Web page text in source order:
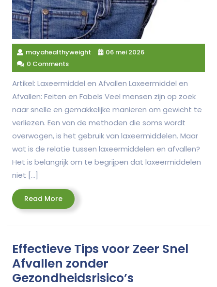
mayahealthyweight
06 mei 2026
0 Comments
Artikel: Laxeermiddel en Afvallen Laxeermiddel en
Afvallen: Feiten en Fabels Veel mensen zijn op zoek
naar snelle en gemakkelijke manieren om gewicht te
verliezen. Een van de methoden die soms wordt
overwogen, is het gebruik van laxeermiddelen. Maar
wat is de relatie tussen laxeermiddelen en afvallen?
Het is belangrijk om te begrijpen dat laxeermiddelen
niet […]
Read MoreRead
More
Effectieve Tips voor Zeer Snel
Afvallen zonder
Gezondheidsrisico’s